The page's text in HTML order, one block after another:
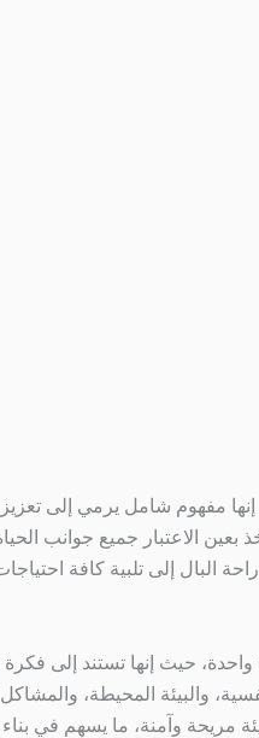
مفهوم شامل يرمي إلى تعزيز.
بعين الاعتبار جميع جوانب
البال إلى تلبية كافة
حيث إنها تستند إلى فكرة
والبيئة المحيطة، والمشاكل
مريحة وآمنة، ما يسهم في